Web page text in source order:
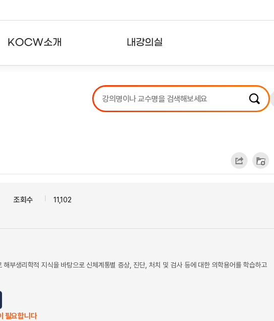
KOCW소개 내강의실
강의리스트
수강확인증강의
조회수 11,102
부생리학적 지식을 바탕으로 신체계통별 증상, 진단, 처치 및 검사 등에 대한 의학용어를 학습하고
필요합니다